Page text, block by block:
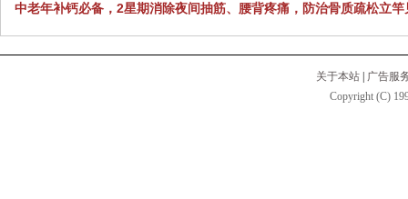
中老年补钙必备，2星期消除夜间抽筋、腰背疼痛，防治骨质疏松立竿
关于本站
广告服
Copyright (C)